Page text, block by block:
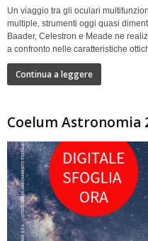
Un viaggio tra gli oculari
multiple, strumenti oggi quasi
Baader, Celestron e Meade ne
a confronto nelle caratteristiche
Continua a leggere
Coelum Astronomia